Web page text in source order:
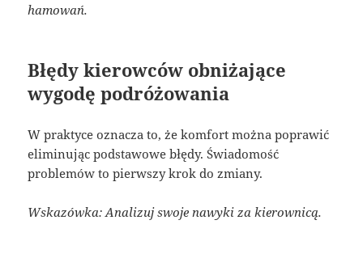
hamowań.
Błędy kierowców obniżające
wygodę podróżowania
W praktyce oznacza to, że komfort można poprawić
eliminując podstawowe błędy. Świadomość
problemów to pierwszy krok do zmiany.
Wskazówka: Analizuj swoje nawyki za kierownicą.